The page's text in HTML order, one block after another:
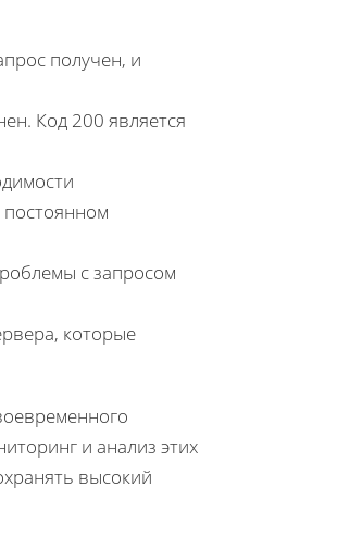
получен, и
Код 200 является
с запросом
которые
и анализ этих
высокий